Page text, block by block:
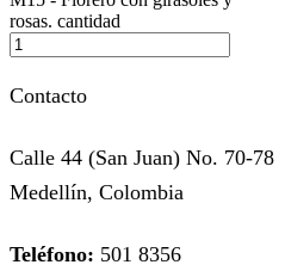
rosas. cantidad
Contacto
Calle 44 (San Juan) No. 70-78
Medellín, Colombia
Teléfono: 501 8356